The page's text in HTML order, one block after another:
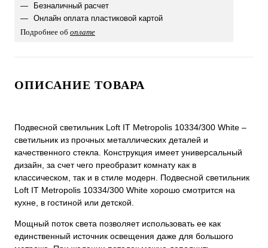
Безналичный расчет
Онлайн оплата пластиковой картой
Подробнее об оплате
ОПИСАНИЕ ТОВАРА
Подвесной светильник Loft IT Metropolis 10334/300 White –
светильник из прочных металлических деталей и
качественного стекла. Конструкция имеет универсальный
дизайн, за счет чего преобразит комнату как в
классическом, так и в стиле модерн. Подвесной светильник
Loft IT Metropolis 10334/300 White хорошо смотрится на
кухне, в гостиной или детской.
Мощный поток света позволяет использовать ее как
единственный источник освещения даже для большого